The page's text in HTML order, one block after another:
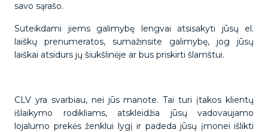
savo sąrašo.
Suteikdami jiems galimybę lengvai atsisakyti jūsų el.
laiškų prenumeratos, sumažinsite galimybę, jog jūsų
laiškai atsidurs jų šiukšlinėje ar bus priskirti šlamštui.
CLV yra svarbiau, nei jūs manote. Tai turi įtakos klientų
išlaikymo rodikliams, atskleidžia jūsų vadovaujamo
lojalumo prekės ženklui lygį ir padeda jūsų įmonei išlikti